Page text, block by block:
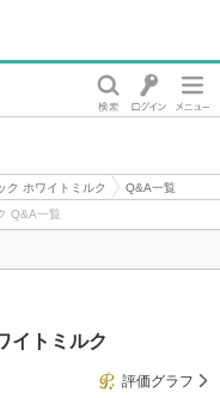
ク ホワイトミルク
Q&A一覧
Q&A一覧
イトミルク
評価グラフ